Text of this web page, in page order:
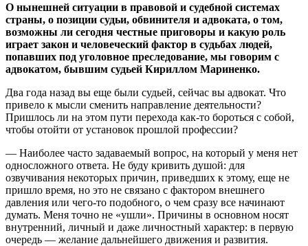
О нынешней ситуации в правовой и судебной системах
страны, о позиции судьи, обвинителя и адвоката, о том,
возможны ли сегодня честные приговоры и какую роль
играет закон и человеческий фактор в судьбах людей,
попавших под уголовное преследование, мы говорим с
адвокатом, бывшим судьей Кириллом Мариненко.
Два года назад вы еще были судьей, сейчас вы адвокат. Что
привело к мысли сменить направление деятельности?
Пришлось ли на этом пути перехода как-то бороться с собой,
чтобы отойти от установок прошлой профессии?
— Наиболее часто задаваемый вопрос, на который у меня нет
односложного ответа. Не буду кривить душой: для
озвучивания некоторых причин, приведших к этому, еще не
пришло время, но это не связано с фактором внешнего
давления или чего-то подобного, о чем сразу все начинают
думать. Меня точно не «ушли». Причины в основном носят
внутренний, личный и даже личностный характер: в первую
очередь — желание дальнейшего движения и развития.